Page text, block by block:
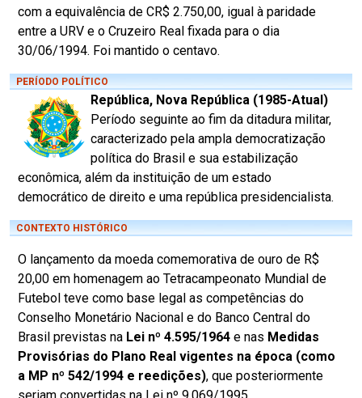
com a equivalência de CR$ 2.750,00, igual à paridade
entre a URV e o Cruzeiro Real fixada para o dia
30/06/1994. Foi mantido o centavo.
PERÍODO POLÍTICO
República, Nova República (1985-Atual)
Período seguinte ao fim da ditadura militar,
caracterizado pela ampla democratização
política do Brasil e sua estabilização
econômica, além da instituição de um estado
democrático de direito e uma república presidencialista.
CONTEXTO HISTÓRICO
O lançamento da moeda comemorativa de ouro de R$
20,00 em homenagem ao Tetracampeonato Mundial de
Futebol teve como base legal as competências do
Conselho Monetário Nacional e do Banco Central do
Brasil previstas na Lei nº 4.595/1964 e nas Medidas
Provisórias do Plano Real vigentes na época (como
a MP nº 542/1994 e reedições), que posteriormente